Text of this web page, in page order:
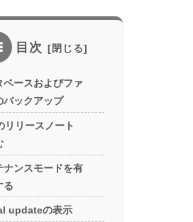
目次
ベースおよびファ
バックアップ
リリースノート
ナンスモードを有
る
updateの表示